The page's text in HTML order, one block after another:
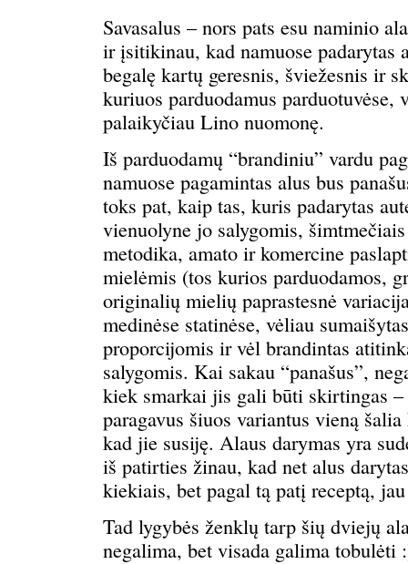
Savasalus – nors pats esu naminio
ir įsitikinau, kad namuose padarytas
begalę kartų geresnis, šviežesnis ir
kuriuos parduodamus
palaikyčiau Lino nuomonę.
Iš parduodamų “brandiniu” vardu
namuose pagamintas alus bus
toks pat, kaip tas, kuris padarytas
vienuolyne jo salygomis,
metodika, amato ir komercine
mielėmis (tos kurios parduodamos,
originalių mielių paprastesnė
medinėse statinėse, vėliau
proporcijomis ir vėl brandintas
salygomis. Kai sakau “panašus”,
kiek smarkai jis gali būti skirtingas
paragavus šiuos variantus vieną
kad jie susiję. Alaus darymas yra
iš patirties žinau, kad net alus
kiekiais, bet pagal tą patį receptą,
Tad lygybės ženklų tarp šių dviejų
negalima, bet visada galima tobulėti